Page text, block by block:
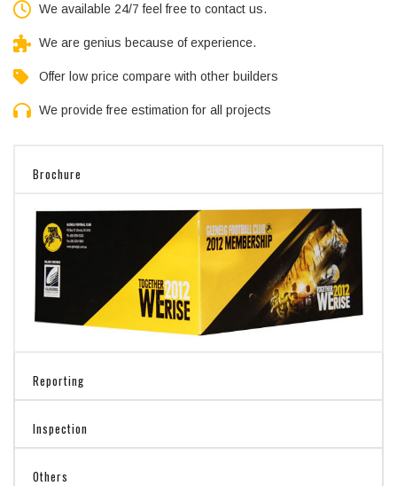
We available 24/7 feel free to contact us.
We are genius because of experience.
Offer low price compare with other builders
We provide free estimation for all projects
Brochure
Reporting
Inspection
Others